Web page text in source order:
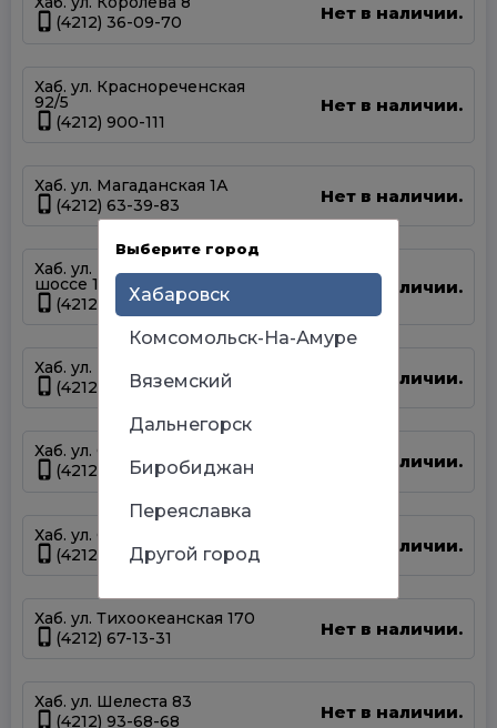
(4212) 36-09-70
Нет в наличии.
Хаб. ул. Краснореченская
92/5
(4212) 900-111
Нет в наличии.
Хаб. ул. Магаданская 1А
(4212) 63-39-83
Нет в наличии.
Хаб. ул. Матвеевское
шоссе 13А
(4212) 69-93-93
Нет в наличии.
Хаб. ул. Панфиловцев 14Б
(4212) 63-22-47
Нет в наличии.
Хаб. ул. Серышева 34
(4212) 47-44-66
Нет в наличии.
Хаб. ул. Суворова 45
(4212) 50-67-37
Нет в наличии.
Хаб. ул. Тихоокеанская 170
(4212) 67-13-31
Нет в наличии.
Хаб. ул. Шелеста 83
(4212) 93-68-68
Нет в наличии.
Выберите город
Хабаровск
Комсомольск-На-Амуре
Вяземский
Дальнегорск
Биробиджан
Переяславка
Другой город